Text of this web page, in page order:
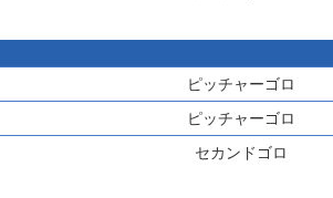
ピッチャーゴロ
ピッチャーゴロ
セカンドゴロ